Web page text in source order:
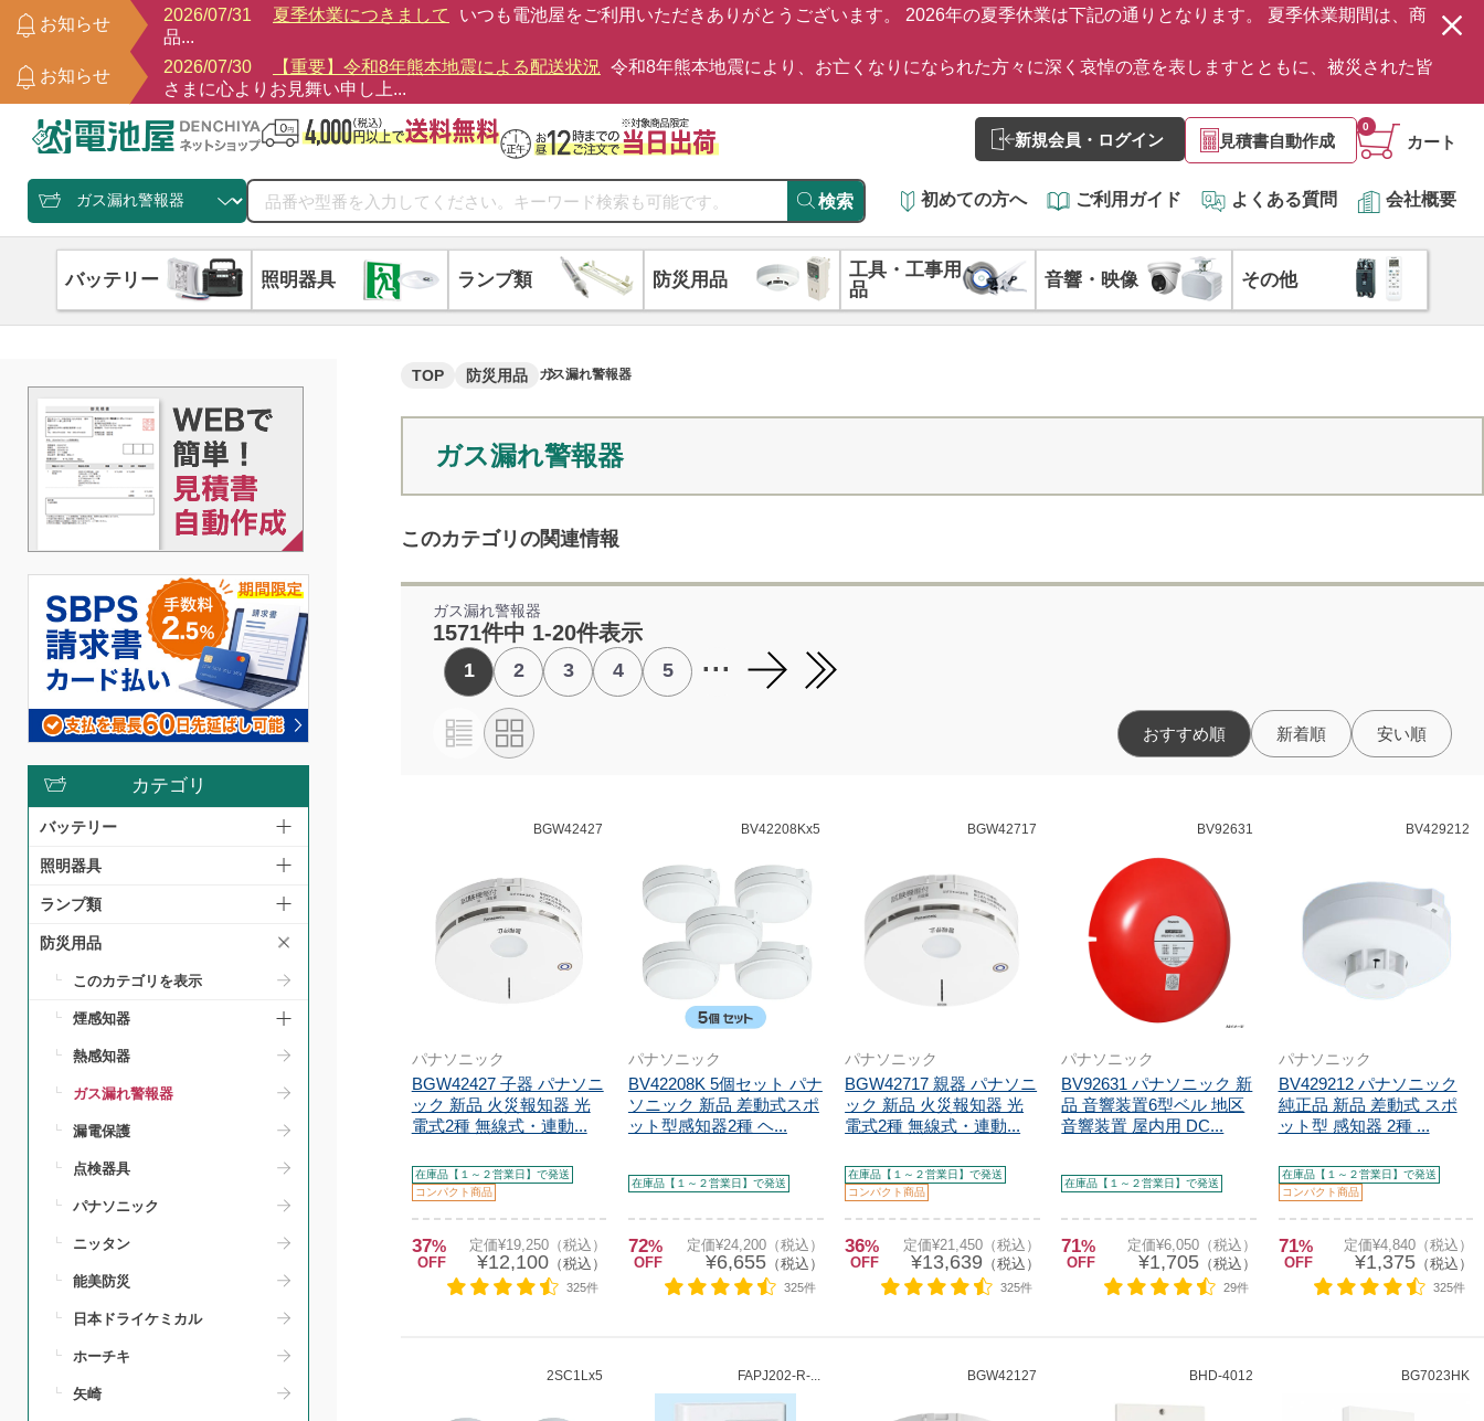
お知らせ
2026/07/31 夏季休業につきまして
いつも電池屋をご利用いただきありがとうございます。 2026年の夏季休業は下記の通りとなります。 夏季休業期間は、商
品...
お知らせ
2026/07/30 【重要】令和8年熊本地震による配送状況 令和8年熊本地震により、お亡くなりになられた方々に深く哀悼の意を表しますとともに、被災された皆
さまに心よりお見舞い申し上...
新規会員・ログイン 見積書自動作成 カート
0
検索 初めての方へ ご利用ガイド よくある質問 会社概要
バッテリー 照明器具 ランプ類 防災用品
工具・工事用
品
音響・映像 その他
カテゴリ
バッテリー
照明器具
ランプ類
防災用品
このカテゴリを表示
煙感知器
熱感知器
ガス漏れ警報器
漏電保護
点検器具
パナソニック
ニッタン
能美防災
日本ドライケミカル
ホーチキ
矢崎
TOP 防災用品 ガス漏れ警報器
ガス漏れ警報器
このカテゴリの関連情報
ガス漏れ警報器
1571件中 1-20件表示
1 2 3 4 5 ...
おすすめ順 新着順 安い順
BGW42427
パナソニック
BGW42427 子器 パナソニ
ック 新品 火災報知器 光
電式2種 無線式・連動...
在庫品【１～２営業日】で発送
コンパクト商品
37%
OFF
定価¥19,250（税込）
¥12,100 （税込）
325件
BV42208Kx5
パナソニック
BV42208K 5個セット パナ
ソニック 新品 差動式スポ
ット型感知器2種 ヘ...
在庫品【１～２営業日】で発送
72%
OFF
定価¥24,200（税込）
¥6,655（税込）
325件
BGW42717
パナソニック
BGW42717 親器 パナソニ
ック 新品 火災報知器 光
電式2種 無線式・連動...
在庫品【１～２営業日】で発送
コンパクト商品
36%
OFF
定価¥21,450（税込）
¥13,639 （税込）
325件
BV92631
パナソニック
BV92631 パナソニック 新
品 音響装置6型ベル 地区
音響装置 屋内用 DC...
在庫品【１～２営業日】で発送
71%
OFF
定価¥6,050（税込）
¥1,705（税込）
29件
BV429212
パナソニック
BV429212 パナソニック
純正品 新品 差動式 スポ
ット型 感知器 2種 ...
在庫品【１～２営業日】で発送
コンパクト商品
71%
OFF
定価¥4,840（税込）
¥1,375 （税込）
325件
2SC1Lx5 FAPJ202-R-... BGW42127 BHD-4012 BG7023HK